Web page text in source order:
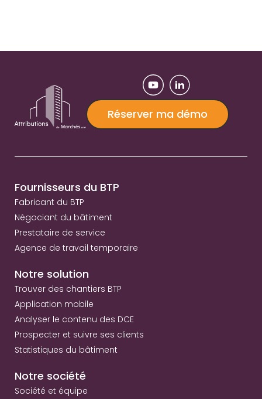
Réserver ma démo
Fournisseurs du BTP
Fabricant du BTP
Négociant du bâtiment
Prestataire de service
Agence de travail temporaire
Notre solution
Trouver des chantiers BTP
Application mobile
Analyser le contenu des DCE
Prospecter et suivre ses clients
Statistiques du bâtiment
Notre société
Société et équipe